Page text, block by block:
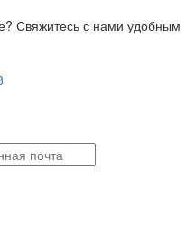
Свяжитесь с нами удобным